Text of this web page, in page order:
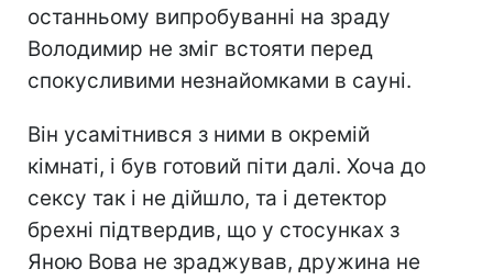
останньому випробуванні на зраду
Володимир не зміг встояти перед
спокусливими незнайомками в сауні.
Він усамітнився з ними в окремій
кімнаті, і був готовий піти далі. Хоча до
сексу так і не дійшло, та і детектор
брехні підтвердив, що у стосунках з
Яною Вова не зраджував, дружина не